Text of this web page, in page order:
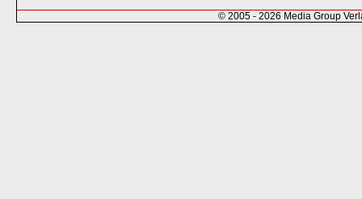
© 2005 - 2026 Media Group